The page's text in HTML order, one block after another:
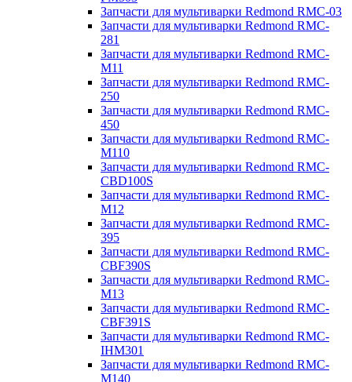
Запчасти для мультиварки Redmond RMC-03
Запчасти для мультиварки Redmond RMC-
281
Запчасти для мультиварки Redmond RMC-
M11
Запчасти для мультиварки Redmond RMC-
250
Запчасти для мультиварки Redmond RMC-
450
Запчасти для мультиварки Redmond RMC-
M110
Запчасти для мультиварки Redmond RMC-
CBD100S
Запчасти для мультиварки Redmond RMC-
M12
Запчасти для мультиварки Redmond RMC-
395
Запчасти для мультиварки Redmond RMC-
CBF390S
Запчасти для мультиварки Redmond RMC-
M13
Запчасти для мультиварки Redmond RMC-
CBF391S
Запчасти для мультиварки Redmond RMC-
IHM301
Запчасти для мультиварки Redmond RMC-
M140